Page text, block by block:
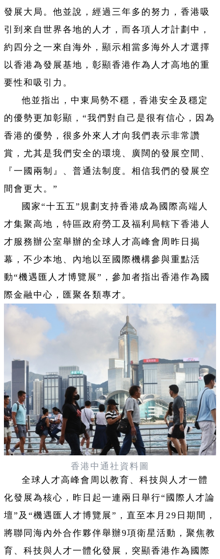
發展大局。他並說，經過三年多的努力，香港吸
引到來自世界各地的人才，而各項人才計劃中，
約四分之一來自海外，顯示相當多海外人才選擇
以香港為發展基地，彰顯香港作為人才高地的重
要性和吸引力。
他並指出，中東局勢不穩，香港安全及穩定
的優勢更加彰顯，“我們對自己是很有信心，因為
香港的優勢，很多外來人才向我們表示非常讚
賞，尤其是我們安全的環境、廣闊的發展空間、
『一國兩制』、普通法制度。相信我們的發展空
間會更大。”
國家“十五五”規劃支持香港成為國際高端人
才集聚高地，特區政府勞工及福利局轄下香港人
才服務辦公室舉辦的全球人才高峰會周昨日揭
幕，不少本地、內地以至國際機構參與重點活
動“機遇匯人才博覽展”，參加者指出香港作為國
際金融中心，匯聚各類專才。
香港中通社資料圖
全球人才高峰會周以教育、科技與人才一體
化發展為核心，昨日起一連兩日舉行“國際人才論
壇”及“機遇匯人才博覽展”，直至本月29日期間，
將聯同海內外合作夥伴舉辦9項衛星活動，聚焦教
育、科技與人才一體化發展，突顯香港作為國際